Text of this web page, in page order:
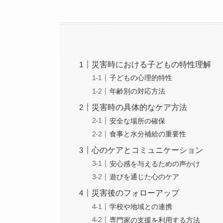
災害時における子どもの特性理解
子どもの心理的特性
年齢別の対応方法
災害時の具体的なケア方法
安全な場所の確保
食事と水分補給の重要性
心のケアとコミュニケーション
安心感を与えるための声かけ
遊びを通じた心のケア
災害後のフォローアップ
学校や地域との連携
専門家の支援を利用する方法